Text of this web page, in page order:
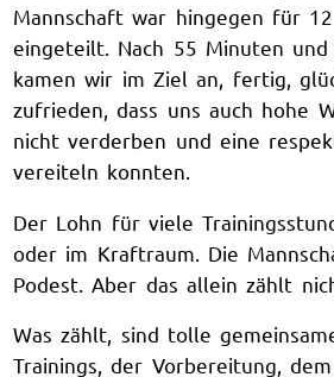
Mannschaft war hingegen für
eingeteilt. Nach 55 Minuten und
kamen wir im Ziel an, fertig,
zufrieden, dass uns auch hohe
nicht verderben und eine
vereiteln konnten.
Der Lohn für viele
oder im Kraftraum. Die
Podest. Aber das allein zählt
Was zählt, sind tolle
Trainings, der Vorbereitung,